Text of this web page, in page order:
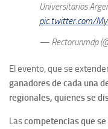
Universitarios
pic.twitter.com/
— Rectorunmdp
El evento, que se
ganadores de cada una
regionales, quienes se
Lascompetencias que se